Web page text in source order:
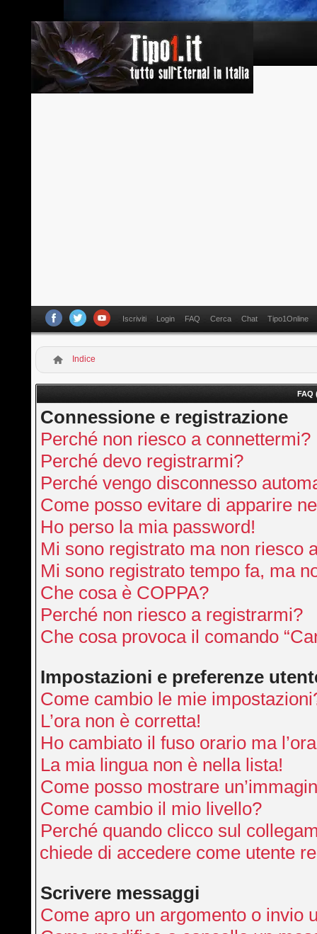
Iscriviti Login FAQ Cerca Chat Tipo1Online
Indice
FAQ
Connessione e registrazione
Perché non riesco a connettermi?
Perché devo registrarmi?
Perché vengo disconnesso
Come posso evitare di apparire
Ho perso la mia password!
Mi sono registrato ma non riesco
Mi sono registrato tempo fa, ma
Che cosa è COPPA?
Perché non riesco a registrarmi?
Che cosa provoca il comando
Impostazioni e preferenze
Come cambio le mie
L’ora non è corretta!
Ho cambiato il fuso orario ma
La mia lingua non è nella lista!
Come posso mostrare
Come cambio il mio livello?
Perché quando clicco sul
chiede di accedere come utente
Scrivere messaggi
Come apro un argomento o invio